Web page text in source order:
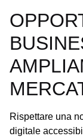
Rispettare una
digitale